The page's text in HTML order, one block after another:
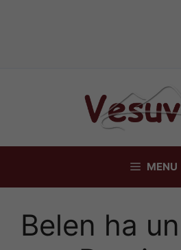
MENU
Belen ha